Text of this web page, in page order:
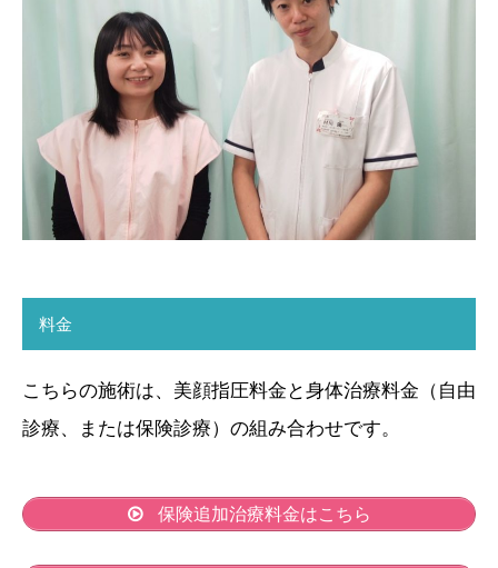
料金
こちらの施術は、美顔指圧料金と身体治療料金（自由
診療、または保険診療）の組み合わせです。
保険追加治療料金はこちら